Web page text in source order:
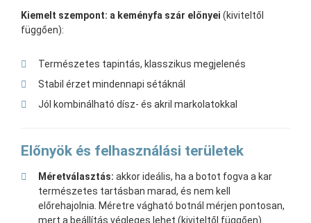
Kiemelt szempont: a keményfa szár előnyei (kiviteltől
függően):
Természetes tapintás, klasszikus megjelenés
Stabil érzet mindennapi sétáknál
Jól kombinálható dísz- és akril markolatokkal
Előnyök és felhasználási területek
Méretválasztás: akkor ideális, ha a botot fogva a kar
természetes tartásban marad, és nem kell
előrehajolnia. Méretre vágható botnál mérjen pontosan,
mert a beállítás végleges lehet (kiviteltől függően).